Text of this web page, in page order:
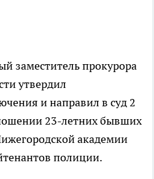
заместитель прокурора
утвердил
и направил в суд 2
23-летних бывших
академии
полиции.